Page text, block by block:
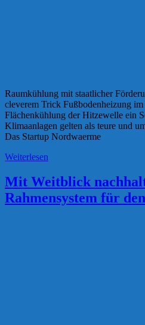
Raumkühlung mit staatlicher
cleverem Trick Fußbodenheizung
Flächenkühlung der Hitzewelle ein
Klimaanlagen gelten als teure und
Das Startup Nordwaerme
Weiterlesen
Mit Weitblick
Rahmensystem für